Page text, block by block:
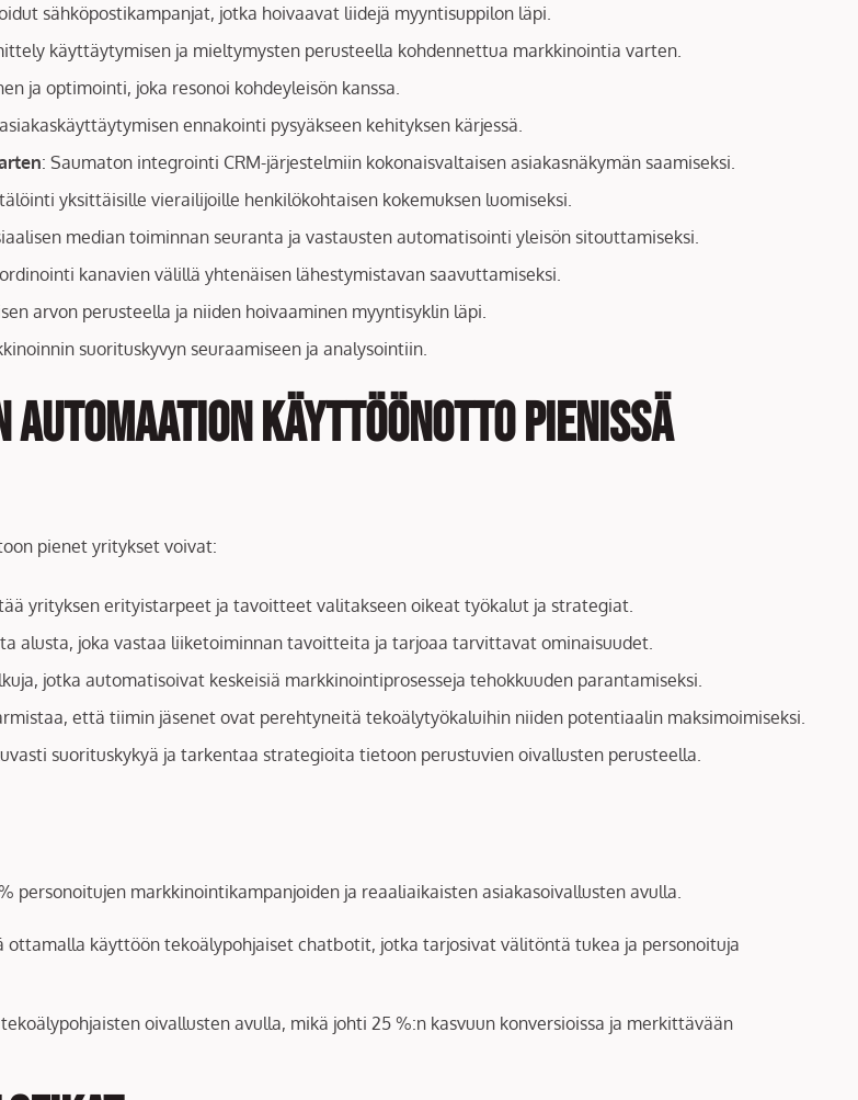
sähköpostikampanjat, jotka hoivaavat liidejä myyntisuppilon läpi.
käyttäytymisen ja mieltymysten perusteella kohdennettua markkinointia varten.
ja optimointi, joka resonoi kohdeyleisön kanssa.
ennakointi pysyäkseen kehityksen kärjessä.
: Saumaton integrointi CRM-järjestelmiin kokonaisvaltaisen asiakasnäkymän saamiseksi.
yksittäisille vierailijoille henkilökohtaisen kokemuksen luomiseksi.
median toiminnan seuranta ja vastausten automatisointi yleisön sitouttamiseksi.
kanavien välillä yhtenäisen lähestymistavan saavuttamiseksi.
arvon perusteella ja niiden hoivaaminen myyntisyklin läpi.
suorituskyvyn seuraamiseen ja analysointiin.
automaation käyttöönotto pienissä
pienet yritykset voivat:
yrityksen erityistarpeet ja tavoitteet valitakseen oikeat työkalut ja strategiat.
alusta, joka vastaa liiketoiminnan tavoitteita ja tarjoaa tarvittavat ominaisuudet.
jotka automatisoivat keskeisiä markkinointiprosesseja tehokkuuden parantamiseksi.
että tiimin jäsenet ovat perehtyneitä tekoälytyökaluihin niiden potentiaalin maksimoimiseksi.
suorituskykyä ja tarkentaa strategioita tietoon perustuvien oivallusten perusteella.
markkinointikampanjoiden ja reaaliaikaisten asiakasoivallusten avulla.
ottamalla käyttöön tekoälypohjaiset chatbotit, jotka tarjosivat välitöntä tukea ja personoituja
oivallusten avulla, mikä johti 25 %:n kasvuun konversioissa ja merkittävään